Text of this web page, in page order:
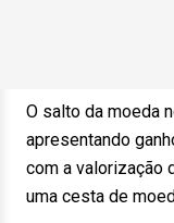
O salto da moeda
apresentando
com a valorização
uma cesta de